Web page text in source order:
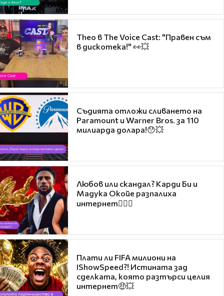
Theo в The Voice Cast: "Правен съм
в дискотека!" 👀💥
Съдията отложи сливането на
Paramount и Warner Bros. за 110
милиарда долара!😯💥
Любов или скандал? Карди Би и
Мадука Окойе разпалиха
интернет❤️‍🔥🔥
Плати ли FIFA милиони на
IShowSpeed?! Истината зад
сделката, която разтърси целия
интернет🤑💥